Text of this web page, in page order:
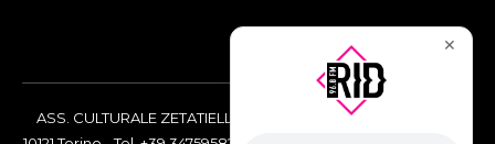
ASS. CULTURALE ZETATIELLE OFF via Vittorio Amedeo II, 21 -
✕